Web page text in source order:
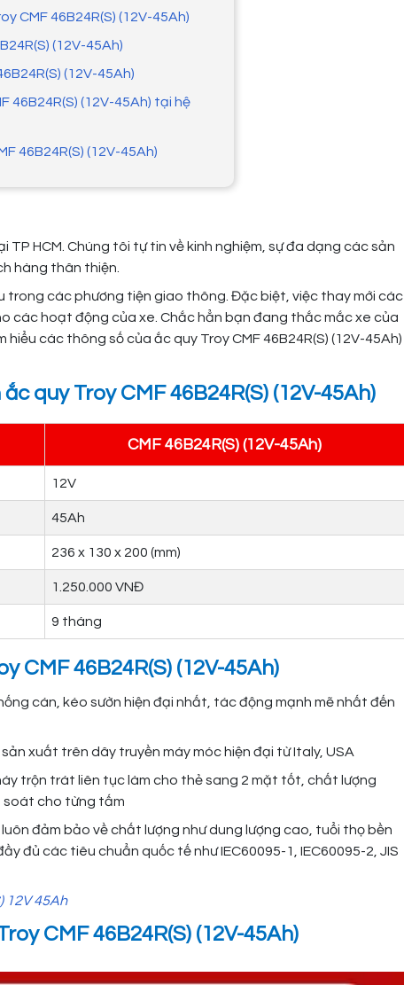
CMF 46B24R(S) (12V-45Ah)
(12V-45Ah)
(12V-45Ah)
46B24R(S) (12V-45Ah) tại hệ
46B24R(S) (12V-45Ah)
TP HCM. Chúng tôi tự tin về kinh nghiệm, sự đa dạng các sản
hàng thân thiện.
trong các phương tiện giao thông. Đặc biệt, việc thay mới các
các hoạt động của xe. Chắc hẳn bạn đang thắc mắc xe của
các thông số của ắc quy Troy CMF 46B24R(S) (12V-45Ah)
quy Troy CMF 46B24R(S) (12V-45Ah)
CMF 46B24R(S) (12V-45Ah)
12V
45Ah
236 x 130 x 200 (mm)
1.250.000 VNĐ
9 tháng
CMF 46B24R(S) (12V-45Ah)
cán, kéo sườn hiện đại nhất, tác động mạnh mẽ nhất đến
xuất trên dây truyền máy móc hiện đại từ Italy, USA
trộn trát liên tục làm cho thẻ sang 2 mặt tốt, chất lượng
soát cho từng tấm
luôn đảm bảo về chất lượng như dung lượng cao, tuổi thọ bền
đủ các tiêu chuẩn quốc tế như IEC60095-1, IEC60095-2, JIS
12V 45Ah
CMF 46B24R(S) (12V-45Ah)